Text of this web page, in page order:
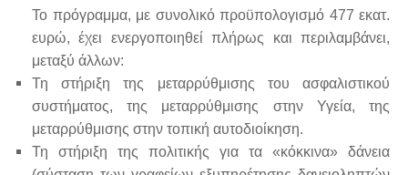
Το πρόγραμμα, με συνολικό προϋπολογισμό 477 εκατ.
ευρώ, έχει ενεργοποιηθεί πλήρως και περιλαμβάνει,
μεταξύ άλλων:
Τη στήριξη της μεταρρύθμισης του ασφαλιστικού
συστήματος, της μεταρρύθμισης στην Υγεία, της
μεταρρύθμισης στην τοπική αυτοδιοίκηση.
Τη στήριξη της πολιτικής για τα «κόκκινα» δάνεια